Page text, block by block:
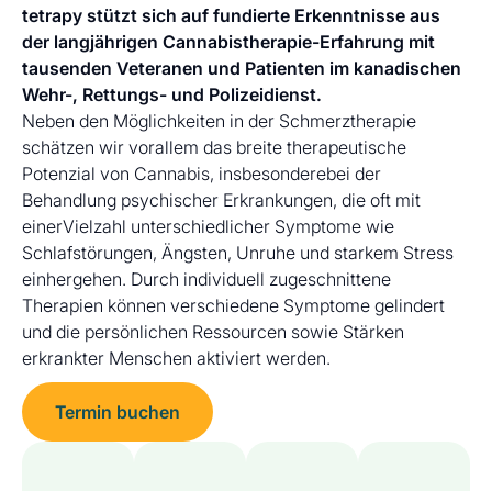
tetrapy stützt sich auf fundierte Erkenntnisse aus
der langjährigen Cannabistherapie-Erfahrung mit
tausenden Veteranen und Patienten im kanadischen
Wehr-, Rettungs- und Polizeidienst.
Neben den Möglichkeiten in der Schmerztherapie
schätzen wir vorallem das breite therapeutische
Potenzial von Cannabis, insbesonderebei der
Behandlung psychischer Erkrankungen, die oft mit
einerVielzahl unterschiedlicher Symptome wie
Schlafstörungen, Ängsten, Unruhe und starkem Stress
einhergehen. Durch individuell zugeschnittene
Therapien können verschiedene Symptome gelindert
und die persönlichen Ressourcen sowie Stärken
erkrankter Menschen aktiviert werden.
Termin buchen